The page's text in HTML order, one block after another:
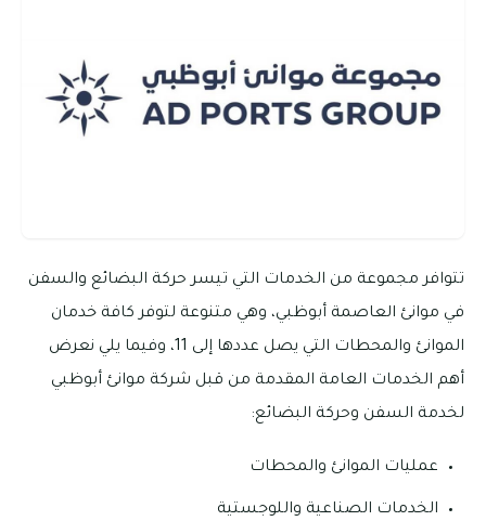
تتوافر مجموعة من الخدمات التي تيسر حركة البضائع والسفن
في موانئ العاصمة أبوظبي، وهي متنوعة لتوفر كافة خدمان
الموانئ والمحطات التي يصل عددها إلى 11، وفيما يلي نعرض
أهم الخدمات العامة المقدمة من قبل شركة موانئ أبوظبي
لخدمة السفن وحركة البضائع:
عمليات الموانئ والمحطات
الخدمات الصناعية واللوجستية